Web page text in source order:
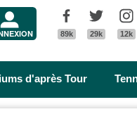
Facebook
89k
Twitter
29k 12k
d'après Tour